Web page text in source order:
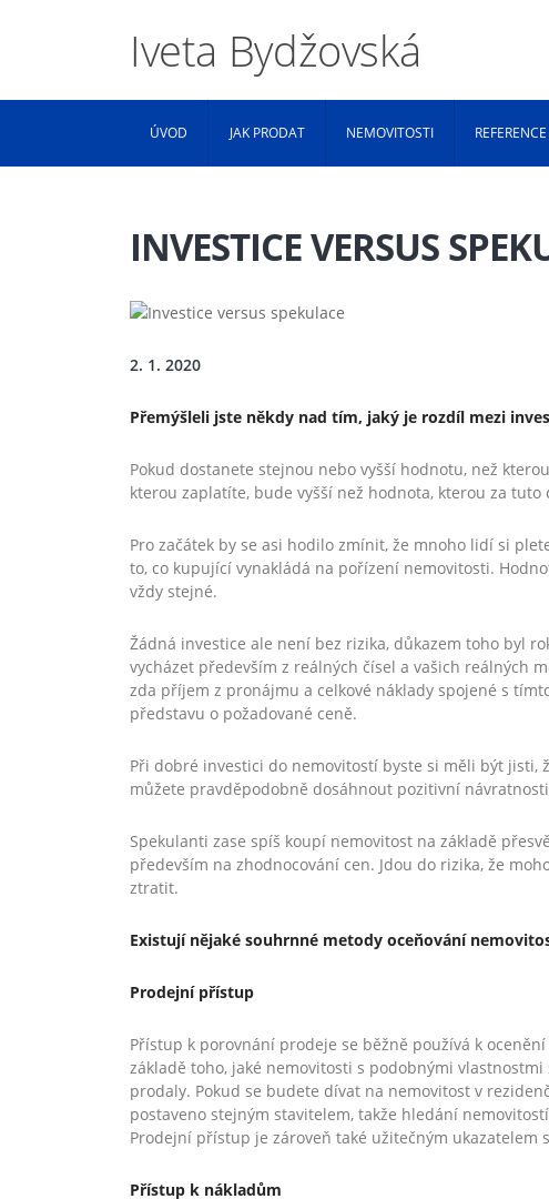
Iveta Bydžovská
ÚVOD JAK PRODAT NEMOVITOSTI REFERENCE
INVESTICE VERSUS
2. 1. 2020
Přemýšleli jste někdy nad tím, jaký je rozdíl mezi
Pokud dostanete stejnou nebo vyšší hodnotu, než
kterou zaplatíte, bude vyšší než hodnota, kterou za
Pro začátek by se asi hodilo zmínit, že mnoho lidí si
to, co kupující vynakládá na pořízení nemovitosti.
vždy stejné.
Žádná investice ale není bez rizika, důkazem toho byl
vycházet především z reálných čísel a vašich reálných
zda příjem z pronájmu a celkové náklady spojené s
představu o požadované ceně.
Při dobré investici do nemovitostí byste si měli být jisti,
můžete pravděpodobně dosáhnout pozitivní
Spekulanti zase spíš koupí nemovitost na základě
především na zhodnocování cen. Jdou do rizika, že
ztratit.
Existují nějaké souhrnné metody oceňování
Prodejní přístup
Přístup k porovnání prodeje se běžně používá k
základě toho, jaké nemovitosti s podobnými
prodaly. Pokud se budete dívat na nemovitost v
postaveno stejným stavitelem, takže hledání
Prodejní přístup je zároveň také užitečným ukazatelem
Přístup k nákladům